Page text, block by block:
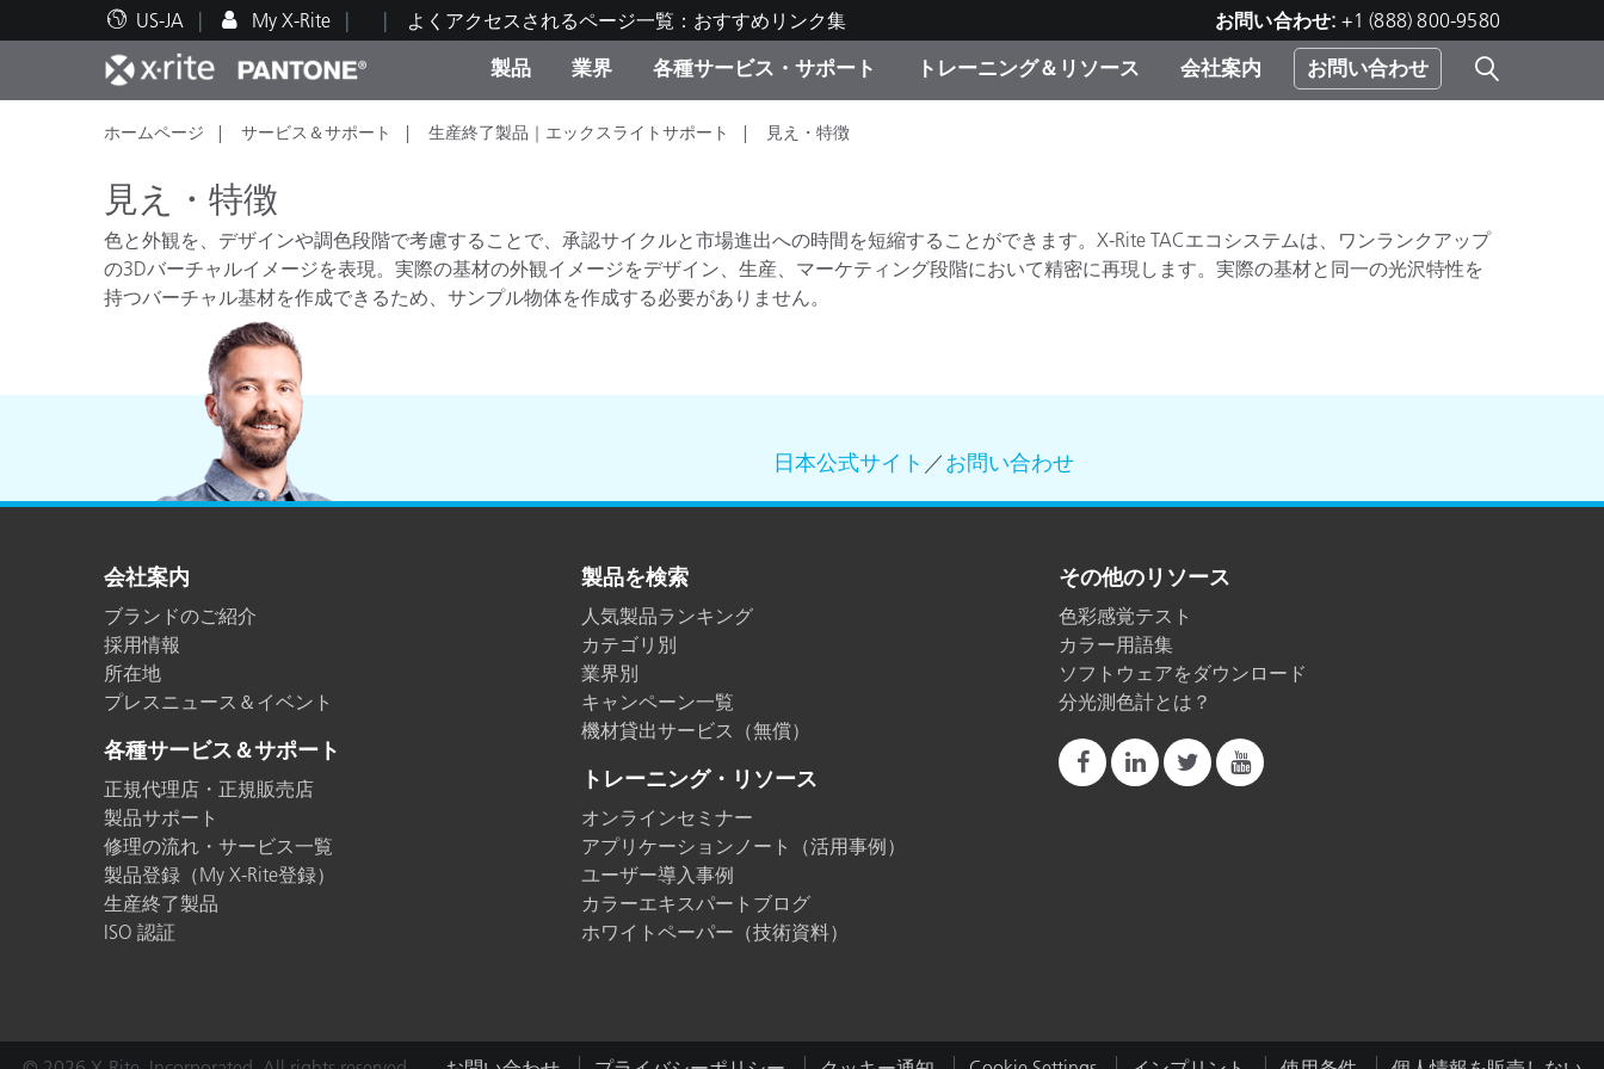
US-JA My X-Rite よくアクセスされるページ一覧：おすすめリンク集 お問い合わせ: +1 (888) 800-9580
製品
人気製品ランキング カテゴリ別
生産終了製品：アップグレー
機材貸出サービス（無料）
業界
印刷＆パッケージ印刷 塗料・塗装
化粧品メーカー
ディスプレイメーカー＆プリ
ライフサイエンス
各種サービス・サポート
テクニカルサポート 修理の流れ・サービス一覧 弊社へのお問い合わせ
トレーニング＆リソース
教育関連資料 トレーニング X-Riteラーニングセンター
会社案内 お問い合わせ
ホームページ サービス＆サポート 生産終了製品｜エックスライトサポート 見え・特徴
見え・特徴
色と外観を、デザインや調色段階で考慮することで、承認サイクルと市場進出への時間を短縮することができます。X-Rite TACエコシステムは、ワンランクアップ
の3Dバーチャルイメージを表現。実際の基材の外観イメージをデザイン、生産、マーケティング段階において精密に再現します。実際の基材と同一の光沢特性を
持つバーチャル基材を作成できるため、サンプル物体を作成する必要がありません。
日本公式サイト ／お問い合わせ
会社案内
ブランドのご紹介
採用情報
所在地
プレスニュース＆イベント
各種サービス＆サポート
正規代理店・正規販売店
製品サポート
修理の流れ・サービス一覧
製品登録（My X-Rite登録）
生産終了製品
ISO 認証
製品を検索
人気製品ランキング
カテゴリ別
業界別
キャンペーン一覧
機材貸出サービス（無償）
トレーニング・リソース
オンラインセミナー
アプリケーションノート（活用事例）
ユーザー導入事例
カラーエキスパートブログ
ホワイトペーパー（技術資料）
その他のリソース
色彩感覚テスト
カラー用語集
ソフトウェアをダウンロード
分光測色計とは？